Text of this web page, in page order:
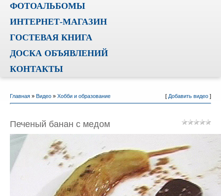
ФОТОАЛЬБОМЫ
ИНТЕРНЕТ-МАГАЗИН
ГОСТЕВАЯ КНИГА
ДОСКА ОБЪЯВЛЕНИЙ
КОНТАКТЫ
Главная» Видео» Хобби и образование [ Добавить видео]
Печеный банан с медом